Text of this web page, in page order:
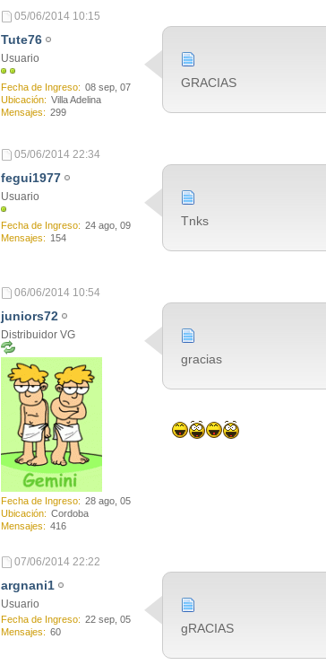
05/06/2014 10:15
Tute76
Usuario
Fecha de Ingreso
08 sep, 07
Ubicación
Villa Adelina
Mensajes
299
GRACIAS
05/06/2014 22:34
fegui1977
Usuario
Fecha de Ingreso
24 ago, 09
Mensajes
154
Tnks
06/06/2014 10:54
juniors72
Distribuidor VG
Fecha de Ingreso
28 ago, 05
Ubicación
Cordoba
Mensajes
416
gracias
07/06/2014 22:22
argnani1
Usuario
Fecha de Ingreso
22 sep, 05
Mensajes
60 gRACIAS